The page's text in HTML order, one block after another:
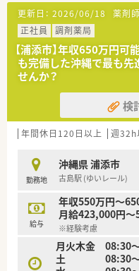
■産休・育休はもちろ
■直近3年間（2019～
■門前のドクターとの
す。
■事務が複数名おり、
薬剤師が対人業務に専
■薬局の雰囲気も良く
人間関係も良好です。
＜教育体制について＞
■eラーニングによる
＜働きやすい環境作り＞
■エリアマネージャー
休みも取りやすい環
■【準社員制度有】週
与の支給も有ります。
更新日： 2026/06/18 薬剤
正社員
調剤薬局
【浦添市】年収650万円
も完備した沖縄で最も
せんか？
検
年間休日120日以上 週32h
勤務地
沖縄県 浦添市
古島駅 (ゆいレール)
給与
年収550万円～
月給423,000円～
※経験考慮
月火木金 08:30
土 08:30～